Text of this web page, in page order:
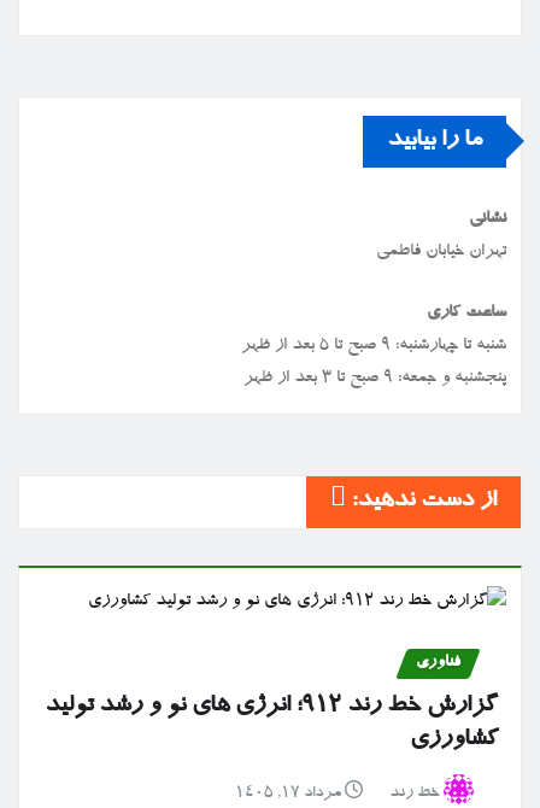
ما را بیابید
نشانی
تهران خیابان فاطمی
ساعت کاری
شنبه تا چهارشنبه: ۹ صبح تا ۵ بعد از ظهر
پنجشنبه و جمعه: ۹ صبح تا ۳ بعد از ظهر
از دست ندهید:
فناوری
گزارش خط رند ۹۱۲؛ انرژی های نو و رشد تولید
کشاورزی
خط رند مرداد ۱۷, ۱۴۰۵